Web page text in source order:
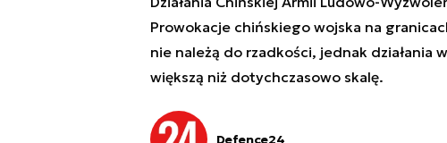
Prowokacje chińskiego wojska na
nie należą do rzadkości, jednak działania
większą niż dotychczasowo skalę.